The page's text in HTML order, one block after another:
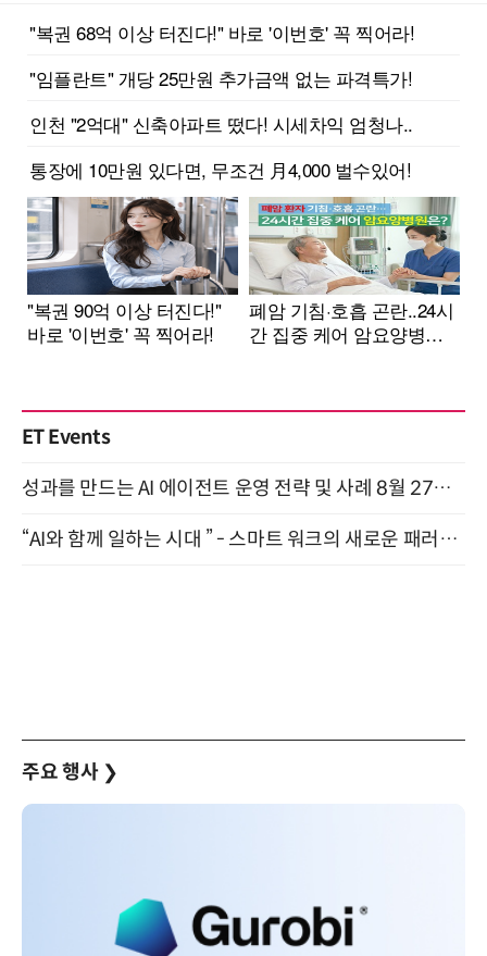
ET Events
성과를 만드는 AI 에이전트 운영 전략 및 사례 8월 27일 개최
“AI와 함께 일하는 시대 ” - 스마트 워크의 새로운 패러다임 (9/11)
주요 행사 ❯